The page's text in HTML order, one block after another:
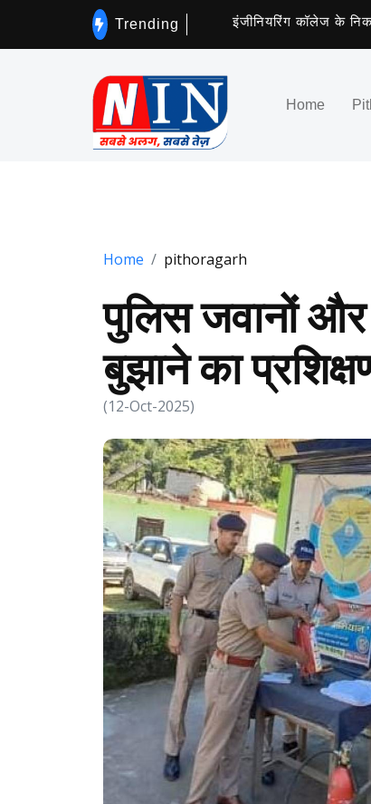
Trending इंजीनियरिंग कॉलेज के निकट
Home
Home pithoragarh
पुलिस जवानों और
बुझाने का
(12-Oct-2025)